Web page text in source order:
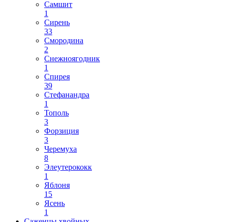
Самшит
1
Сирень
33
Смородина
2
Снежноягодник
1
Спирея
39
Стефанандра
1
Тополь
3
Форзиция
3
Черемуха
8
Элеутерококк
1
Яблоня
15
Ясень
1